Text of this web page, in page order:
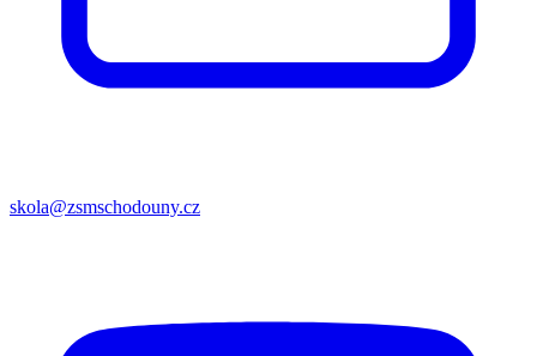
skola@zsmschodouny.cz